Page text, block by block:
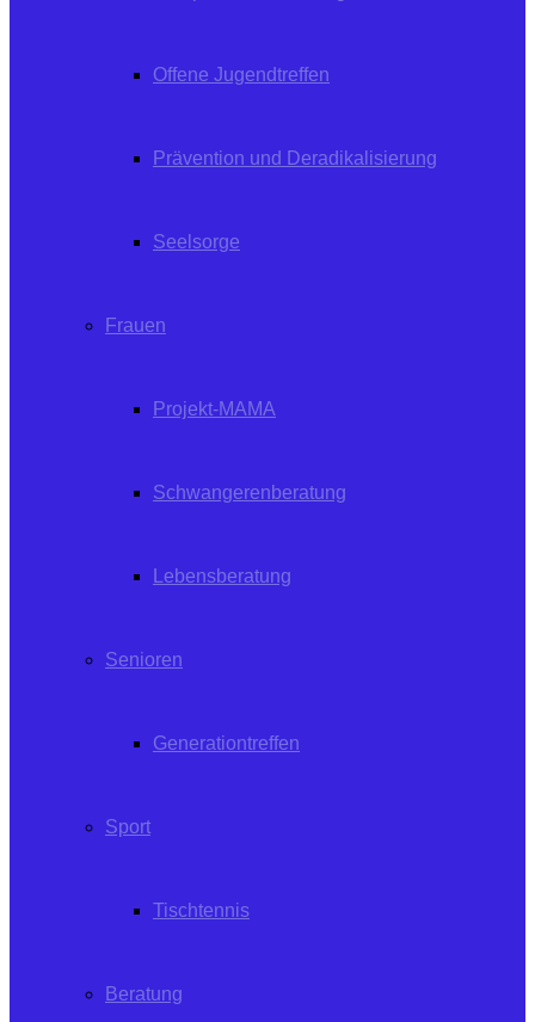
Offene Jugendtreffen
Prävention und Deradikalisierung
Seelsorge
Frauen
Projekt-MAMA
Schwangerenberatung
Lebensberatung
Senioren
Generationtreffen
Sport
Tischtennis
Beratung